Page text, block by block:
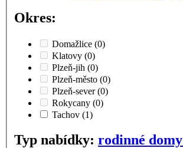
Okres:
Domažlice (0)
Klatovy (0)
Plzeň-jih (0)
Plzeň-město (0)
Plzeň-sever(0)
Rokycany (0)
Tachov (1)
Typ nabídky: rodinné domy